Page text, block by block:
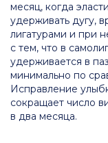
месяц, когда
удерживать дугу,
лигатурами и при
с тем, что в
удерживается в
минимально по
Исправление
сокращает число
в два месяца.